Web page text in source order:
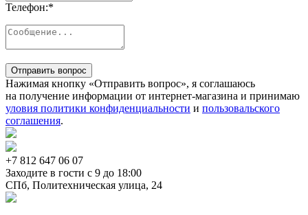
Телефон:*
Отправить вопрос
Нажимая кнопку «Отправить вопрос», я соглашаюсь
на получение информации от интернет-магазина и принимаю
уловия политики конфиденциальности и пользовальского
соглашения.
+7 812 647 06 07
Заходите в гости c 9 до 18:00
СПб, Политехническая улица, 24